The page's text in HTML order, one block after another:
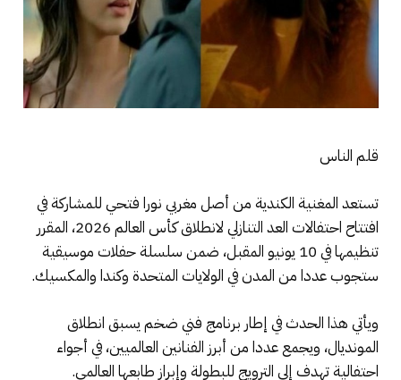
قلم الناس
تستعد المغنية الكندية من أصل مغربي نورا فتحي للمشاركة في
افتتاح احتفالات العد التنازلي لانطلاق كأس العالم 2026، المقرر
تنظيمها في 10 يونيو المقبل، ضمن سلسلة حفلات موسيقية
ستجوب عددا من المدن في الولايات المتحدة وكندا والمكسيك.
ويأتي هذا الحدث في إطار برنامج فني ضخم يسبق انطلاق
المونديال، ويجمع عددا من أبرز الفنانين العالميين، في أجواء
احتفالية تهدف إلى الترويج للبطولة وإبراز طابعها العالمي.